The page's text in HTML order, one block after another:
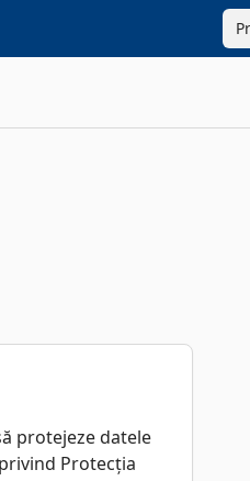
protejeze datele
Protecția